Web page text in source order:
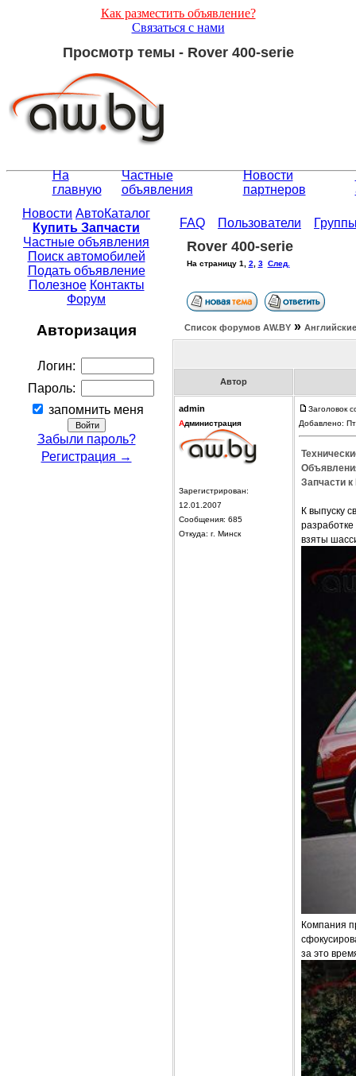
Как разместить объявление?
Связаться с нами
Просмотр темы - Rover 400-serie
На
главную
Частные
объявления
Новости
партнеров
Новости АвтоКаталог
Купить Запчасти
Частные объявления
Поиск автомобилей
Подать объявление
Полезное Контакты
Форум
Авторизация
Логин:
Пароль:
запомнить меня
Забыли пароль?
Регистрация →
FAQ Пользователи
Rover 400-serie
На страницу 1 2 3 След.
Список форумов АW.BY »
Автор
admin
Администрация
Зарегистрирован:
12.01.2007
Сообщения: 685
Откуда: г. Минск
Заголовок
Добавлено:
Запчасти
К выпуску
взяты
Компания
за это